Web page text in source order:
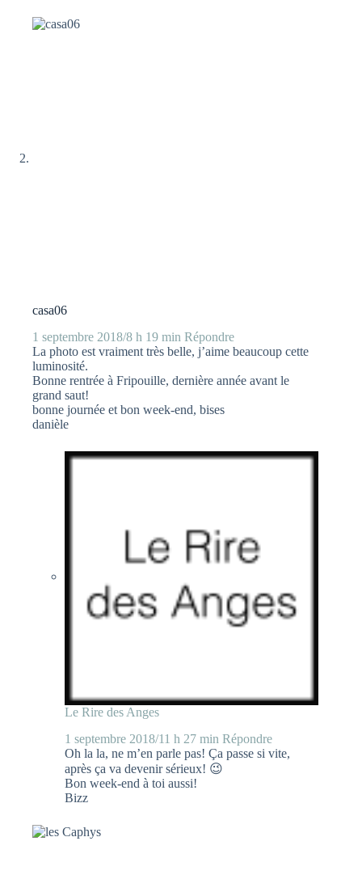
casa06
1 septembre 2018/8 h 19 min Répondre
La photo est vraiment très belle, j’aime beaucoup cette
luminosité.
Bonne rentrée à Fripouille, dernière année avant le
grand saut!
bonne journée et bon week-end, bises
danièle
Le Rire des Anges
1 septembre 2018/11 h 27 min Répondre
Oh la la, ne m’en parle pas! Ça passe si vite,
après ça va devenir sérieux! 😉
Bon week-end à toi aussi!
Bizz